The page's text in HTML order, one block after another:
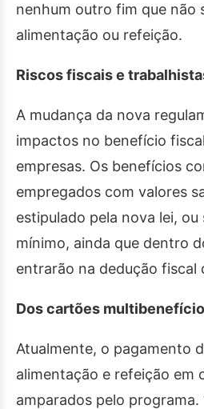
nenhum outro fim que não
alimentação ou refeição.
Riscos fiscais e
A mudança da nova
impactos no benefício
empresas. Os benefícios
empregados com valores
estipulado pela nova lei, ou
mínimo, ainda que dentro
entrarão na dedução fiscal
Dos cartões
Atualmente, o pagamento
alimentação e refeição em
amparados pelo programa.